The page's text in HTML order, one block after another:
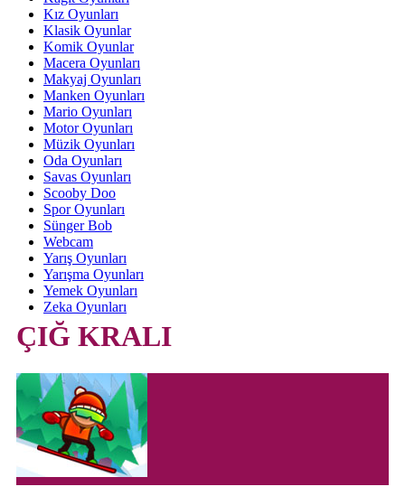
Kız Oyunları
Klasik Oyunlar
Komik Oyunlar
Macera Oyunları
Makyaj Oyunları
Manken Oyunları
Mario Oyunları
Motor Oyunları
Müzik Oyunları
Oda Oyunları
Savas Oyunları
Scooby Doo
Spor Oyunları
Sünger Bob
Webcam
Yarış Oyunları
Yarışma Oyunları
Yemek Oyunları
Zeka Oyunları
ÇIĞ KRALI